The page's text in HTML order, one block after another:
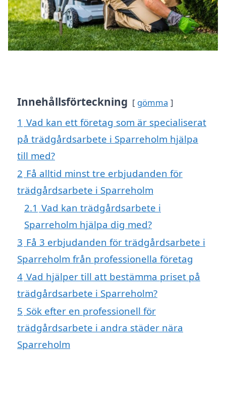
Innehållsförteckning gömma
1 Vad kan ett företag som är specialiserat
på trädgårdsarbete i Sparreholm hjälpa
till med?
2 Få alltid minst tre erbjudanden för
trädgårdsarbete i Sparreholm
2.1 Vad kan trädgårdsarbete i
Sparreholm hjälpa dig med?
3 Få 3 erbjudanden för trädgårdsarbete i
Sparreholm från professionella företag
4 Vad hjälper till att bestämma priset på
trädgårdsarbete i Sparreholm?
5 Sök efter en professionell för
trädgårdsarbete i andra städer nära
Sparreholm